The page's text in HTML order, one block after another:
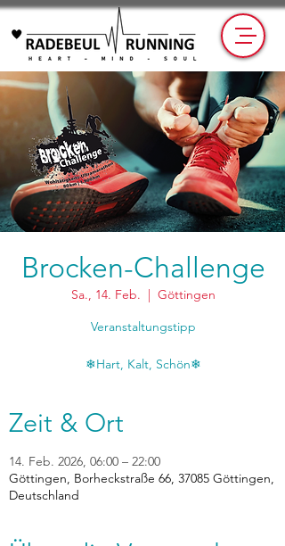
Brocken-Challenge
Sa., 14. Feb.
  |
Göttingen
Veranstaltungstipp
❄Hart, Kalt, Schön❄
Zeit & Ort
14. Feb. 2026, 06:00 – 22:00
Göttingen, Borheckstraße 66, 37085 Göttingen,
Deutschland